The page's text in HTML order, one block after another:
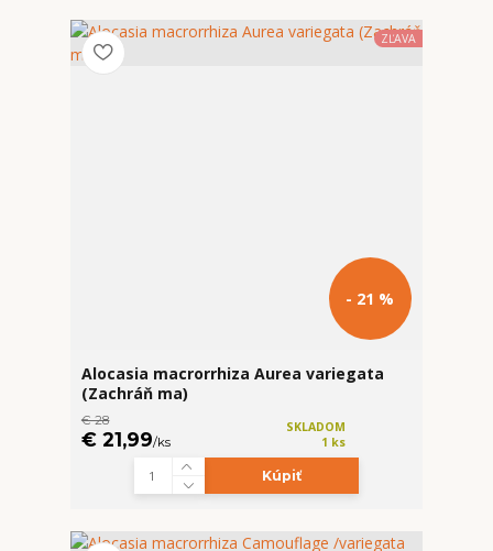
ZĽAVA
- 21 %
Alocasia macrorrhiza Aurea variegata
(Zachráň ma)
€ 28
€ 21,99/ks
SKLADOM
1 ks
Kúpiť